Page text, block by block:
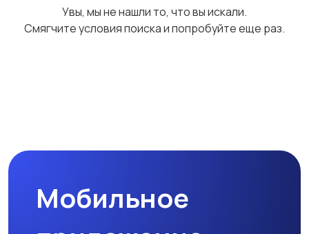
Увы, мы не нашли то, что вы искали.
Смягчите условия поиска и попробуйте еще раз.
Мобильное